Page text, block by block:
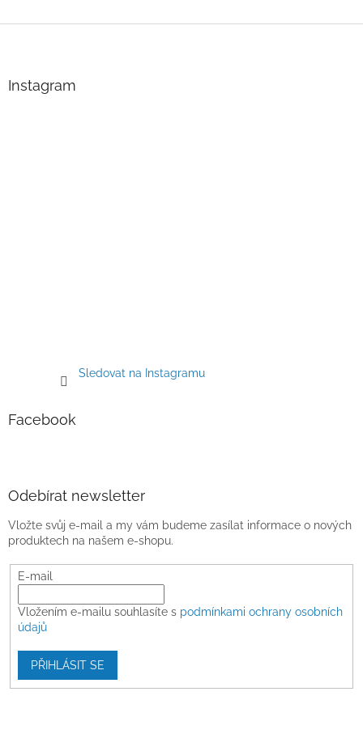
Instagram
Sledovat na Instagramu
Facebook
Odebírat newsletter
Vložte svůj e-mail a my vám budeme zasílat informace o nových
produktech na našem e-shopu.
E-mail
Vložením e-mailu souhlasíte s podmínkami ochrany osobních
údajů
PŘIHLÁSIT SE